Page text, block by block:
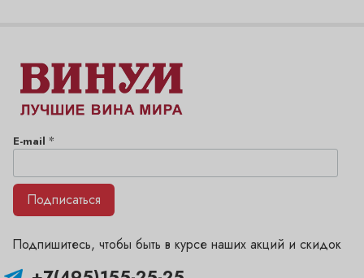
Подпишитесь, чтобы быть в курсе наших акций и скидок
E-mail *
Подписаться